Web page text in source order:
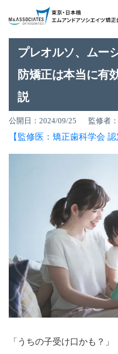
プレオルソ、ムー
防矯正は本当に有
説
公開日：2024/09/25 監修者
【監修医：矯正歯科学会
「うちの子受け口かも？